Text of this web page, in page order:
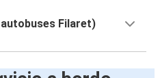
Filaret)